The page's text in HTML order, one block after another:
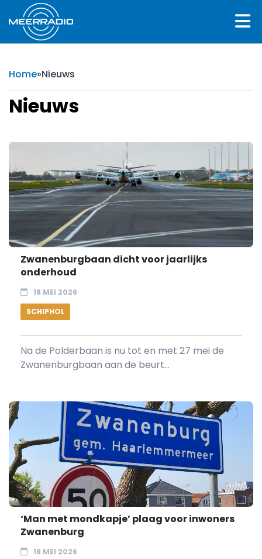
Home»Nieuws
Nieuws
Zwanenburgbaan dicht voor jaarlijks
onderhoud
18 MEI 2026
SCHIPHOL
Na de Polderbaan is nu tot en met 27 mei de
Zwanenburgbaan aan de beurt...
‘Man met mondkapje’ plaag voor inwoners
Zwanenburg
18 MEI 2026